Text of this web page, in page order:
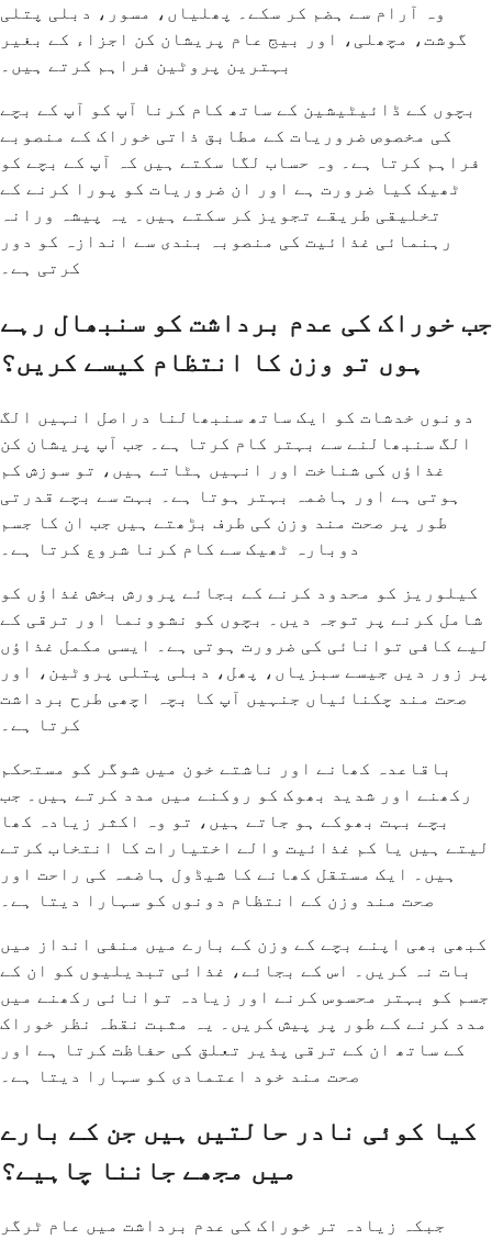
وہ آرام سے ہضم کر سکے۔ پھلیاں، مسور، دبلی پتلی
گوشت، مچھلی، اور بیج عام پریشان کن اجزاء کے بغیر
بہترین پروٹین فراہم کرتے ہیں۔
بچوں کے ڈائیٹیشین کے ساتھ کام کرنا آپ کو آپ کے بچے
کی مخصوص ضروریات کے مطابق ذاتی خوراک کے منصوبے
فراہم کرتا ہے۔ وہ حساب لگا سکتے ہیں کہ آپ کے بچے کو
ٹھیک کیا ضرورت ہے اور ان ضروریات کو پورا کرنے کے
تخلیقی طریقے تجویز کر سکتے ہیں۔ یہ پیشہ ورانہ
رہنمائی غذائیت کی منصوبہ بندی سے اندازہ کو دور
کرتی ہے۔
جب خوراک کی عدم برداشت کو سنبھال رہے
ہوں تو وزن کا انتظام کیسے کریں؟
دونوں خدشات کو ایک ساتھ سنبھالنا دراصل انہیں الگ
الگ سنبھالنے سے بہتر کام کرتا ہے۔ جب آپ پریشان کن
غذاؤں کی شناخت اور انہیں ہٹاتے ہیں، تو سوزش کم
ہوتی ہے اور ہاضمہ بہتر ہوتا ہے۔ بہت سے بچے قدرتی
طور پر صحت مند وزن کی طرف بڑھتے ہیں جب ان کا جسم
دوبارہ ٹھیک سے کام کرنا شروع کرتا ہے۔
کیلوریز کو محدود کرنے کے بجائے پرورش بخش غذاؤں کو
شامل کرنے پر توجہ دیں۔ بچوں کو نشوونما اور ترقی کے
لیے کافی توانائی کی ضرورت ہوتی ہے۔ ایسی مکمل غذاؤں
پر زور دیں جیسے سبزیاں، پھل، دبلی پتلی پروٹین، اور
صحت مند چکنائیاں جنہیں آپ کا بچہ اچھی طرح برداشت
کرتا ہے۔
باقاعدہ کھانے اور ناشتے خون میں شوگر کو مستحکم
رکھنے اور شدید بھوک کو روکنے میں مدد کرتے ہیں۔ جب
بچے بہت بھوکے ہو جاتے ہیں، تو وہ اکثر زیادہ کھا
لیتے ہیں یا کم غذائیت والے اختیارات کا انتخاب کرتے
ہیں۔ ایک مستقل کھانے کا شیڈول ہاضمہ کی راحت اور
صحت مند وزن کے انتظام دونوں کو سہارا دیتا ہے۔
کبھی بھی اپنے بچے کے وزن کے بارے میں منفی انداز میں
بات نہ کریں۔ اس کے بجائے، غذائی تبدیلیوں کو ان کے
جسم کو بہتر محسوس کرنے اور زیادہ توانائی رکھنے میں
مدد کرنے کے طور پر پیش کریں۔ یہ مثبت نقطہ نظر خوراک
کے ساتھ ان کے ترقی پذیر تعلق کی حفاظت کرتا ہے اور
صحت مند خود اعتمادی کو سہارا دیتا ہے۔
کیا کوئی نادر حالتیں ہیں جن کے بارے
میں مجھے جاننا چاہیے؟
جبکہ زیادہ تر خوراک کی عدم برداشت میں عام ٹرگر